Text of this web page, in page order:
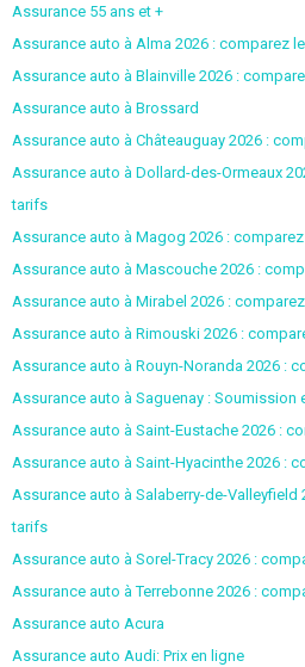
Assurance 55 ans et +
Assurance auto à Alma 2026 : comparez
Assurance auto à Blainville 2026 :
Assurance auto à Brossard
Assurance auto à Châteauguay 2026 :
Assurance auto à Dollard-des-Ormeaux
tarifs
Assurance auto à Magog 2026 :
Assurance auto à Mascouche 2026 :
Assurance auto à Mirabel 2026 :
Assurance auto à Rimouski 2026 :
Assurance auto à Rouyn-Noranda 2026 :
Assurance auto à Saguenay : Soumission
Assurance auto à Saint-Eustache 2026 :
Assurance auto à Saint-Hyacinthe 2026 :
Assurance auto à Salaberry-de-
tarifs
Assurance auto à Sorel-Tracy 2026 :
Assurance auto à Terrebonne 2026 :
Assurance auto Acura
Assurance auto Audi: Prix en ligne